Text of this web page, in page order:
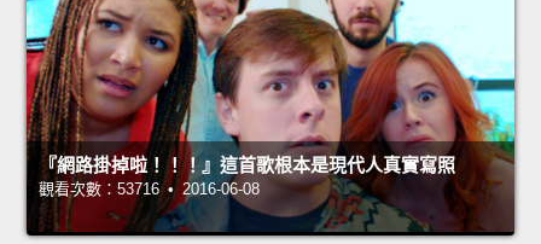
『網路掛掉啦！！！』這首歌根本是現代人真實寫照
觀看次數：53716 • 2016-06-08